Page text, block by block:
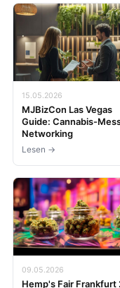
15.05.2026
MJBizCon Las Vegas
Guide: Cannabis-
Networking
Lesen →
09.05.2026
Hemp's Fair Frankfurt